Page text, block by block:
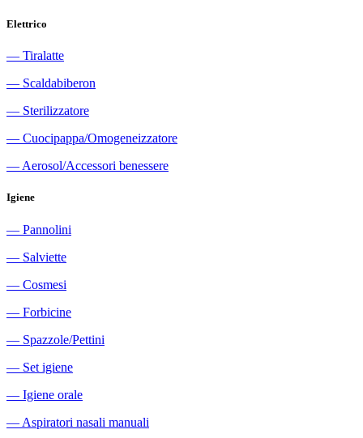
Elettrico
― Tiralatte
― Scaldabiberon
― Sterilizzatore
― Cuocipappa/Omogeneizzatore
― Aerosol/Accessori benessere
Igiene
― Pannolini
― Salviette
― Cosmesi
― Forbicine
― Spazzole/Pettini
― Set igiene
― Igiene orale
― Aspiratori nasali manuali